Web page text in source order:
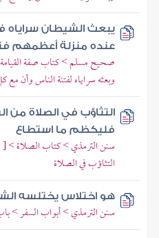
يبعث الشيطان
عنده منزلة أعظمهم
صحيح مسلم > كتاب صفة القيامة
وبعثه سراياه لفتنة الناس وأن مع
التثاؤب في الصلاة من
فليكظم ما استطاع
سنن الترمذي > كتاب الصلاة > [
التثاؤب في الصلاة
هو اختلاس يختلسه
سنن الترمذي > أبواب السفر >